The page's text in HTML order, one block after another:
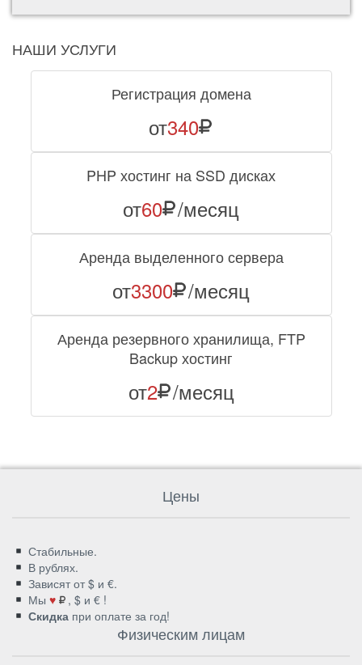
НАШИ УСЛУГИ
Регистрация домена
от340
PHP хостинг на SSD дисках
от60 /месяц
Аренда выделенного сервера
от3300 /месяц
Аренда резервного хранилища, FTP
Backup хостинг
от2 /месяц
Цены
Стабильные.
В рублях.
Зависят от $ и €.
Мы ♥
, $ и € !
Скидкапри оплате за год!
Физическим лицам